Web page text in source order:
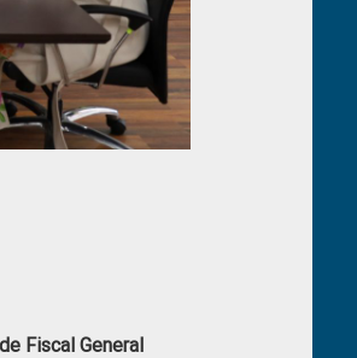
Fiscal General